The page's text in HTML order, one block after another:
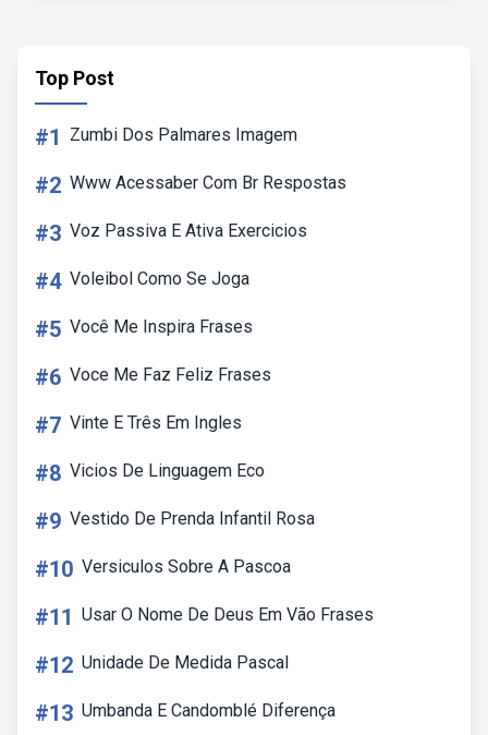
Top Post
#1 Zumbi Dos Palmares Imagem
#2 Www Acessaber Com Br Respostas
#3 Voz Passiva E Ativa Exercicios
#4 Voleibol Como Se Joga
#5 Você Me Inspira Frases
#6 Voce Me Faz Feliz Frases
#7 Vinte E Três Em Ingles
#8 Vicios De Linguagem Eco
#9 Vestido De Prenda Infantil Rosa
#10 Versiculos Sobre A Pascoa
#11 Usar O Nome De Deus Em Vão Frases
#12 Unidade De Medida Pascal
#13 Umbanda E Candomblé Diferença